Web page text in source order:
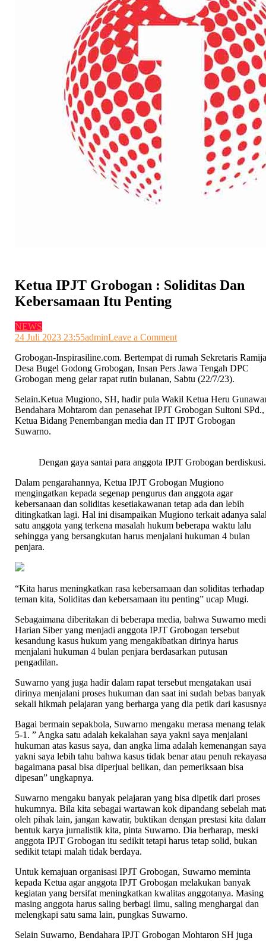
Ketua IPJT Grobogan : Soliditas Dan
Kebersamaan Itu Penting
NEWS
24 Juli 2023 23:55adminLeave a Commenton
IPJT
Grobogan
:
Dan
Kebersamaan
Itu
Grobogan-Inspirasiline.com. Bertempat di rumah Sekretaris
Desa Bugel Godong Grobogan, Insan Pers Jawa Tengah DPC
Grobogan meng gelar rapat rutin bulanan, Sabtu (22/7/23).
Selain.Ketua Mugiono, SH, hadir pula Wakil Ketua Heru
Bendahara Mohtarom dan penasehat IPJT Grobogan Sultoni SPd.,
Ketua Bidang Penembangan media dan IT IPJT Grobogan
Suwarno.
Dengan gaya santai para anggota IPJT Grobogan berdiskusi.
Dalam pengarahannya, Ketua IPJT Grobogan Mugiono
mengingatkan kepada segenap pengurus dan anggota agar
kebersanaan dan soliditas kesetiakawanan tetap ada dan lebih
ditingkatkan lagi. Hal ini disampaikan Mugiono terkait adanya
satu anggota yang terkena masalah hukum beberapa waktu lalu
sehingga yang bersangkutan harus menjalani hukuman 4 bulan
penjara.
“Kita harus meningkatkan rasa kebersamaan dan soliditas terhadap
teman kita, Soliditas dan kebersamaan itu penting” ucap Mugi.
Sebagaimana diberitakan di beberapa media, bahwa Suwarno
Harian Siber yang menjadi anggota IPJT Grobogan tersebut
kesandung kasus hukum yang mengakibatkan dirinya harus
menjalani hukuman 4 bulan penjara berdasarkan putusan
pengadilan.
Suwarno yang juga hadir dalam rapat tersebut mengatakan usai
dirinya menjalani proses hukuman dan saat ini sudah bebas banyak
sekali hikmah pelajaran yang berharga yang dia petik dari
Bagai bermain sepakbola, Suwarno mengaku merasa menang telak
5-1. ” Angka satu adalah kekalahan saya yakni saya menjalani
hukuman atas kasus saya, dan angka lima adalah kemenangan
yakni saya lebih tahu bahwa kasus tidak benar atau penuh
bagaimana pasal bisa diperjual belikan, dan pemeriksaan bisa
dipesan” ungkapnya.
Suwarno mengaku banyak pelajaran yang bisa dipetik dari proses
hukumnya. Bila kita sebagai wartawan kok dipandang sebelah
oleh pihak lain, jangan kawatir, buktikan dengan prestasi kita
bentuk karya jurnalistik kita, pinta Suwarno. Dia berharap, meski
anggota IPJT Grobogan itu sedikit tetapi harus tetap solid, bukan
sedikit tetapi malah tidak berdaya.
Untuk kemajuan organisasi IPJT Grobogan, Suwarno meminta
kepada Ketua agar anggota IPJT Grobogan melakukan banyak
kegiatan yang bersifat meningkatkan kwalitas anggotanya. Masing
masing anggota harus saling berbagi ilmu, saling menghargai dan
melengkapi satu sama lain, pungkas Suwarno.
Selain Suwarno, Bendahara IPJT Grobogan Mohtaron SH juga